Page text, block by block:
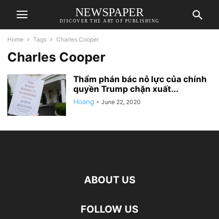
NEWSPAPER
DISCOVER THE ART OF PUBLISHING
Home Tags Charles Cooper
Charles Cooper
Thẩm phán bác nỗ lực của chính
quyền Trump chặn xuất...
Hoang - June 22, 2020
ABOUT US
FOLLOW US